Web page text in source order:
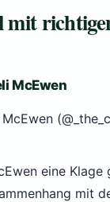
McEwen
eine
mit